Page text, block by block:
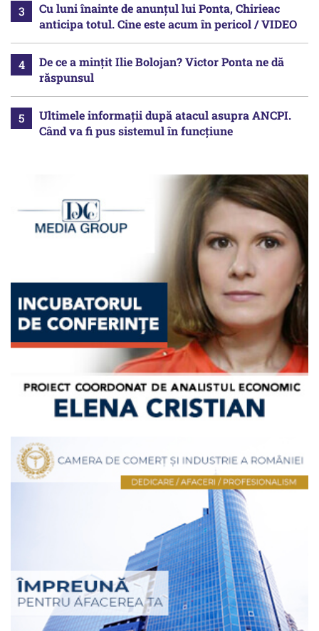
Cu luni înainte de anunțul lui Ponta, Chirieac
anticipa totul. Cine este acum în pericol / VIDEO
De ce a mințit Ilie Bolojan? Victor Ponta ne dă
răspunsul
Ultimele informații după atacul asupra ANCPI.
Când va fi pus sistemul în funcțiune